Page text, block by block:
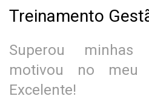
Treinamento
Superou minhas
motivou no meu
Excelente!